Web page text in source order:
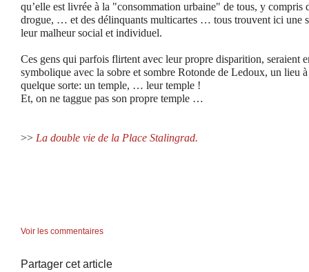
qu’elle est livrée à la "consommation urbaine" de tous, y compris
drogue, … et des délinquants multicartes … tous trouvent ici une
leur malheur social et individuel.
Ces gens qui parfois flirtent avec leur propre disparition, seraient
symbolique avec la sobre et sombre Rotonde de Ledoux, un lieu
quelque sorte: un temple, … leur temple !
Et, on ne taggue pas son propre temple …
>> La double vie de la Place Stalingrad.
Voir les commentaires
Partager cet article